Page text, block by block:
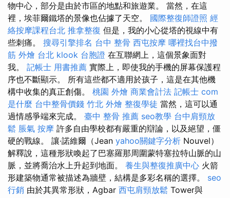
物中心，部分是由於市區的地點和旅遊業。 當然，在這
裡，埃菲爾鐵塔的景像也佔據了天空。 國際整復師證照 經
絡按摩課程台北 推拿整復 但是，我的小心從塔的視線中有
些刺痛。 搜尋引擎排名 台中 整骨 西屯按摩 哪裡找台中撥
筋 外燴 台北 klook 台胞證 在互聯網上，這個景象面對
我。 記帳士 用書推薦 實際上，即使我的手機的屏幕保護程
序也不斷顯示。 所有這些都不適用於孩子，這是在其他機
構中收集的真正創傷。 桃園 外燴 商業會計法 記帳士 com
是什麼 台中整骨價錢 竹北 外燴 整復學徒 當然，這可以通
過情感爭端來完成。 臺中 整骨 推薦 seo教學 台中肩頸放
鬆 脹氣 按摩 許多自由學校都有嚴重的辯論，以及絕望，僵
硬的戰線。 讓·諾維爾（Jean yahoo關鍵字分析 Nouvel）
解釋說，這種形狀喚起了巴塞羅那周圍蒙特塞拉特山脈的山
脈，並將喬治水上升起到地面。 養生與整復推廣中心 火箭
形建築物通常被描述為牆壁，結構是多彩名稱的選擇。 seo
行銷 由於其異常形狀，Agbar 西屯肩頸放鬆 Tower與